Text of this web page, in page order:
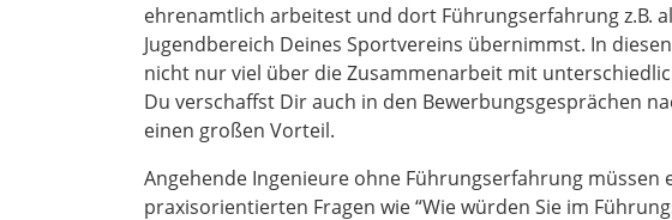
ehrenamtlich arbeitest und dort Führungserfahrung z.B.
Jugendbereich Deines Sportvereins übernimmst. In
nicht nur viel über die Zusammenarbeit mit
Du verschaffst Dir auch in den Bewerbungsgesprächen
einen großen Vorteil.
Angehende Ingenieure ohne Führungserfahrung müssen
praxisorientierten Fragen wie “Wie würden Sie im